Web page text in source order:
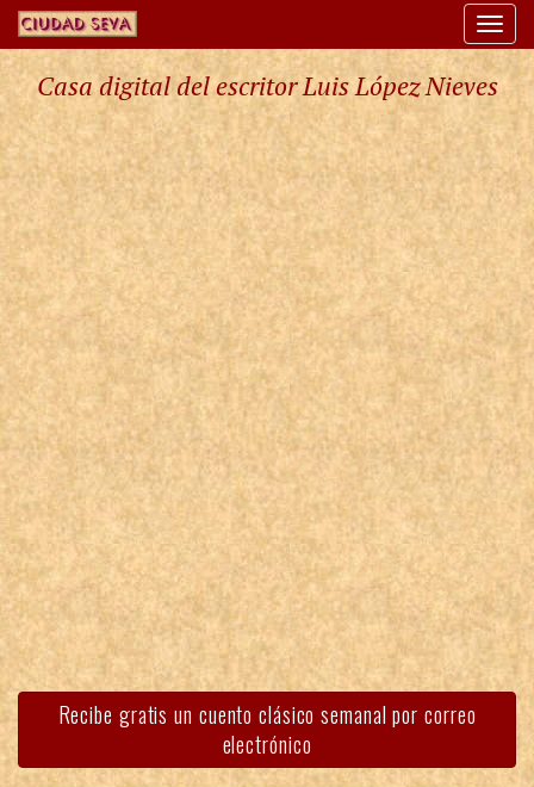
Casa digital del escritor Luis López Nieves
Recibe gratis un cuento clásico semanal por correo
electrónico